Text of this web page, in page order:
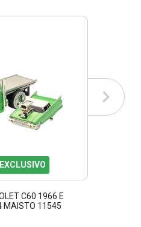
C60 1966 E
MAISTO 11545